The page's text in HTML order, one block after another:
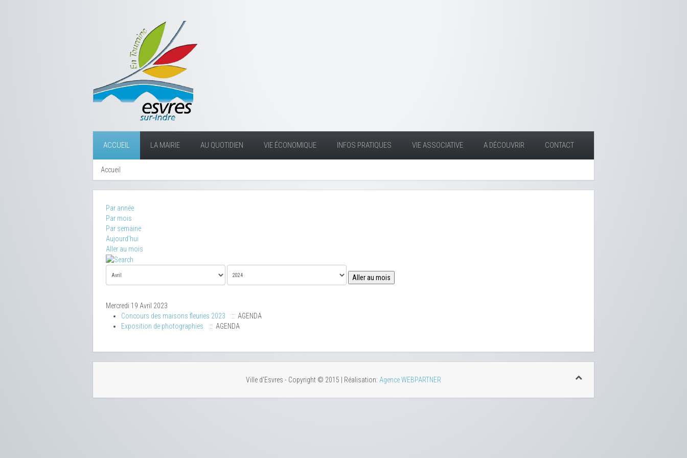
ACCUEIL LA MAIRIE AU QUOTIDIEN VIE ÉCONOMIQUE INFOS PRATIQUES VIE ASSOCIATIVE A DÉCOUVRIR CONTACT
Accueil
Par année
Par mois
Par semaine
Aujourd'hui
Aller au mois
Aller au mois
Mercredi 19 Avril 2023
Concours des maisons fleuries 2023
:: AGENDA
Exposition de photographies
:: AGENDA
Ville d'Esvres - Copyright © 2015 | Réalisation: Agence WEBPARTNER